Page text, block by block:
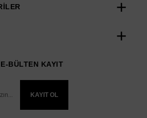
E-BÜLTEN KAYIT
KAYIT OL